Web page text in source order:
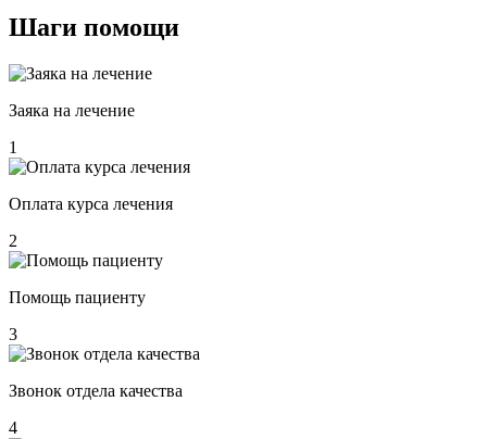
Шаги помощи
Заяка на лечение
1
Оплата курса лечения
2
Помощь пациенту
3
Звонок отдела качества
4